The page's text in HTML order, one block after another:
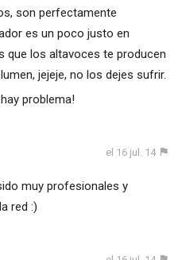
son perfectamente
es un poco justo en
que los altavoces te producen
jejeje, no los dejes sufrir.
problema!
el 16 jul. 14
muy profesionales y
red :)